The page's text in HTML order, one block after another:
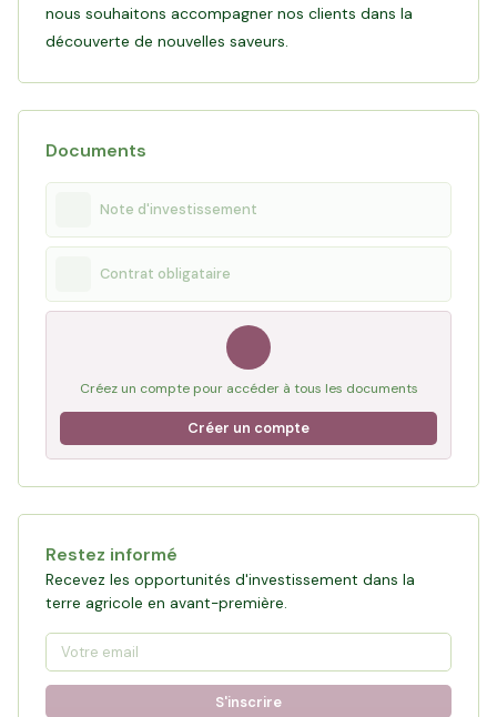
100% Bio avec un équilibre entre maraîchage et animaux pour
nous souhaitons accompagner nos clients dans la
découverte de nouvelles saveurs.
Documents
Note d'investissement
Contrat obligataire
Créez un compte pour accéder à tous les documents
Créer un compte
Restez informé
Recevez les opportunités d'investissement dans la
terre agricole en avant-première.
S'inscrire